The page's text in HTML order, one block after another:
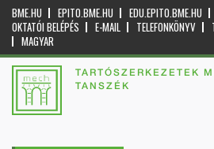
BME.HU EPITO.BME.HU EDU.EPITO.BME.HU
OKTATÓI BELÉPÉS
E-MAIL TELEFONKÖNYV
MAGYAR
TARTÓSZERKEZETEK
TANSZÉK